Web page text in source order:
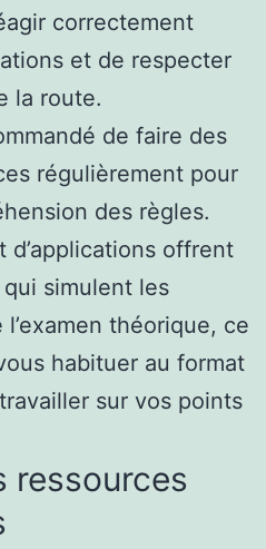
correctement
et de respecter
la route.
de faire des
régulièrement pour
des règles.
d’applications offrent
simulent les
théorique, ce
habituer au format
sur vos points
ressources